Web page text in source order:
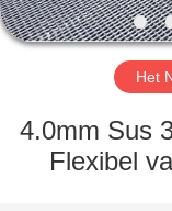
Het
4.0mm Sus
Flexibel